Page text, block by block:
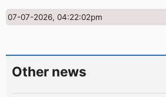
07-07-2026, 04:22:02pm
Other news